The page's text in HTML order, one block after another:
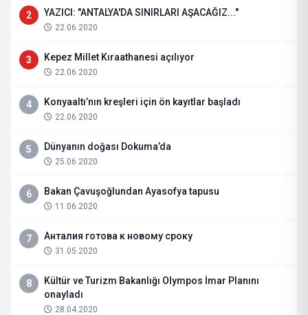
2 YAZICI: "ANTALYA'DA SINIRLARI AŞACAĞIZ..."
22.06.2020
3 Kepez Millet Kıraathanesi açılıyor
22.06.2020
4 Konyaaltı’nın kreşleri için ön kayıtlar başladı
22.06.2020
5 Dünyanın doğası Dokuma’da
25.06.2020
6 Bakan Çavuşoğlundan Ayasofya tapusu
11.06.2020
7 Анталия готова к новому сроку
31.05.2020
8
Kültür ve Turizm Bakanlığı Olympos İmar Planını
onayladı
28.04.2020